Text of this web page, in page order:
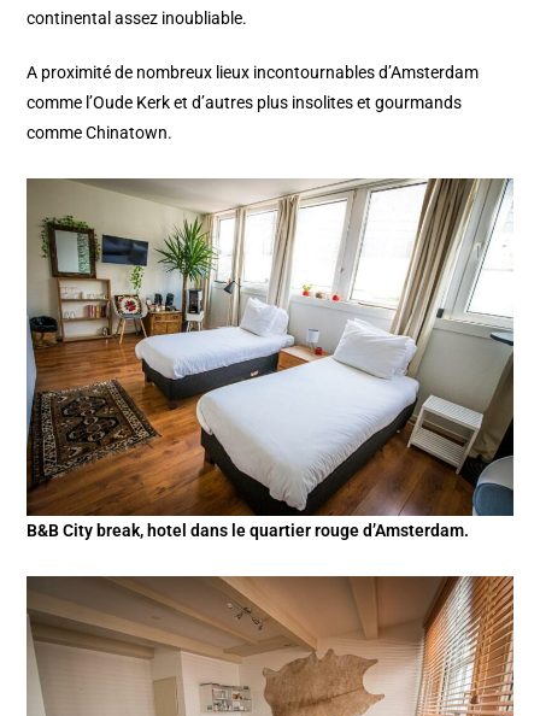
continental assez inoubliable.
A proximité de nombreux lieux incontournables d’Amsterdam
comme l’Oude Kerk et d’autres plus insolites et gourmands
comme Chinatown.
B&B City break, hotel dans le quartier rouge d’Amsterdam.